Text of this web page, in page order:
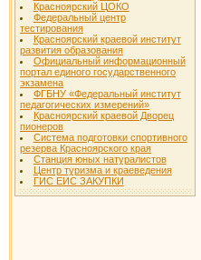
Красноярский ЦОКО
Федеральный центр
тестирования
Красноярский краевой институт
развития образования
Официальный информационный
портал единого государственного
экзамена
ФГБНУ «Федеральный институт
педагогических измерений»
Красноярский краевой Дворец
пионеров
Система подготовки спортивного
резерва Красноярского края
Станция юных натуралистов
Центр туризма и краеведения
ГИС ЕИС ЗАКУПКИ